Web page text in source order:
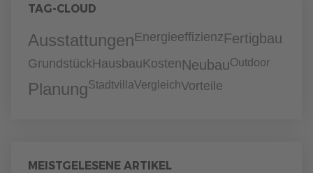
TAG-CLOUD
AusstattungenEnergieeffizienzFertigbau
GrundstückHausbauKostenNeubauOutdoor
PlanungStadtvillaVergleichVorteile
MEISTGELESENE ARTIKEL